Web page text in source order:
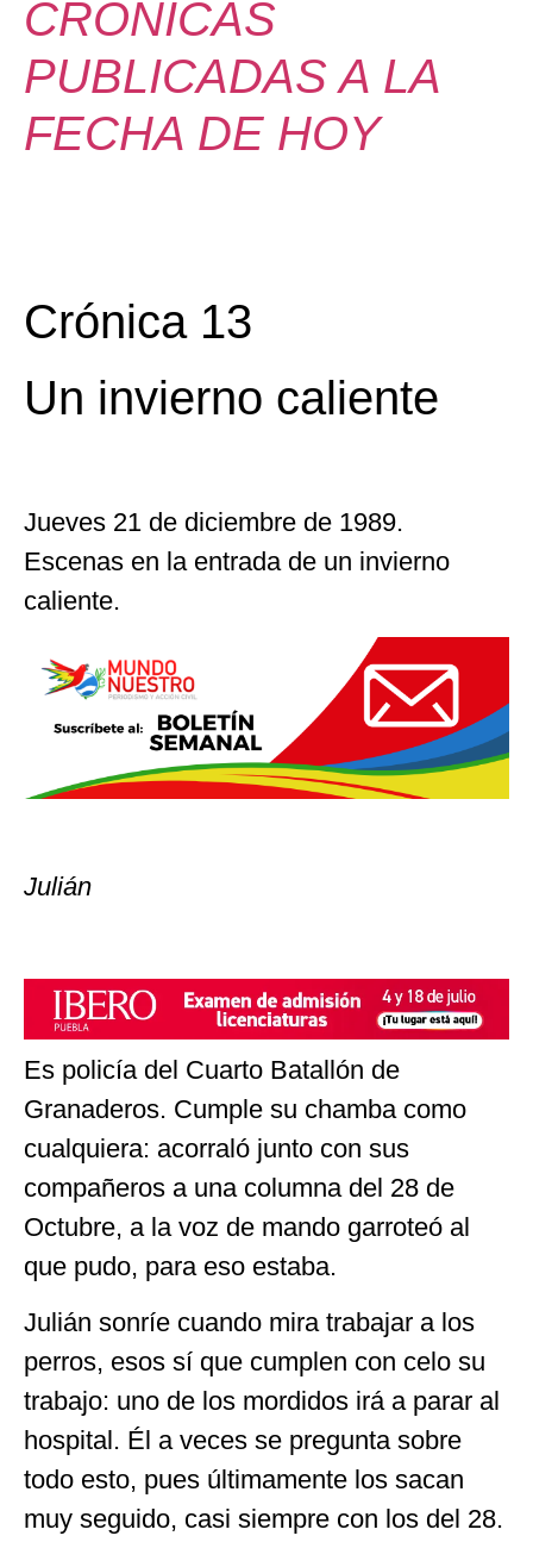
CRÓNICAS
PUBLICADAS A LA
FECHA DE HOY
Crónica 13
Un invierno caliente
Jueves 21 de diciembre de 1989.
Escenas en la entrada de un invierno
caliente.
Julián
Es policía del Cuarto Batallón de
Granaderos. Cumple su chamba como
cualquiera: acorraló junto con sus
compañeros a una columna del 28 de
Octubre, a la voz de mando garroteó al
que pudo, para eso estaba.
Julián sonríe cuando mira trabajar a los
perros, esos sí que cumplen con celo su
trabajo: uno de los mordidos irá a parar al
hospital. Él a veces se pregunta sobre
todo esto, pues últimamente los sacan
muy seguido, casi siempre con los del 28.